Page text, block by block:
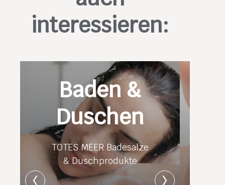
interessieren:
Baden &
Duschen
TOTES MEER Badesalze
& Duschprodukte